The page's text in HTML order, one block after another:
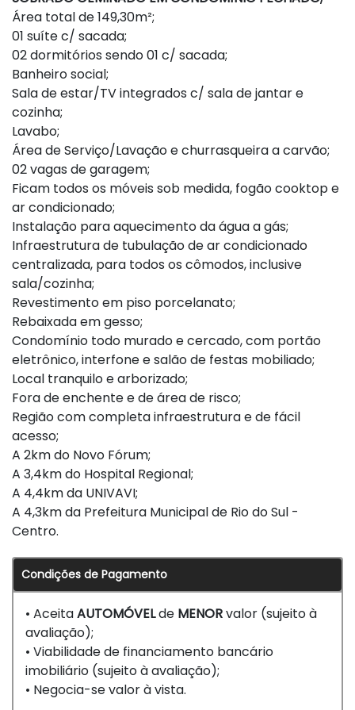
Área total de 149,30m²;
01 suíte c/ sacada;
02 dormitórios sendo 01 c/ sacada;
Banheiro social;
Sala de estar/TV integrados c/ sala de jantar e
cozinha;
Lavabo;
Área de Serviço/Lavação e churrasqueira a carvão;
02 vagas de garagem;
Ficam todos os móveis sob medida, fogão cooktop e
ar condicionado;
Instalação para aquecimento da água a gás;
Infraestrutura de tubulação de ar condicionado
centralizada, para todos os cômodos, inclusive
sala/cozinha;
Revestimento em piso porcelanato;
Rebaixada em gesso;
Condomínio todo murado e cercado, com portão
eletrônico, interfone e salão de festas mobiliado;
Local tranquilo e arborizado;
Fora de enchente e de área de risco;
Região com completa infraestrutura e de fácil
acesso;
A 2km do Novo Fórum;
A 3,4km do Hospital Regional;
A 4,4km da UNIVAVI;
A 4,3km da Prefeitura Municipal de Rio do Sul -
Centro.
Condições de Pagamento
• AceitaAUTOMÓVELde MENORvalor (sujeito à
avaliação);
• Viabilidade de financiamento bancário
imobiliário (sujeito à avaliação);
• Negocia-se valor à vista.